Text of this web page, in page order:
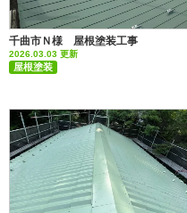
千曲市Ｎ様 屋根塗装工事
2026.03.03 更新
屋根塗装